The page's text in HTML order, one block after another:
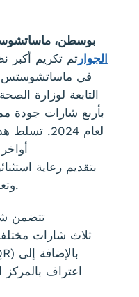
بوسطن، ماساتشوستس (17
الجوارتم تكريم أكبر
في ماساتشوستس
لعام 2024.
وتعزيز النتائج الصحية في مجتمعنا.
تتضمن
اعتراف